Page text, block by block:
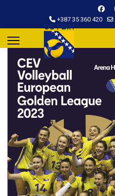
+387 35 360 420